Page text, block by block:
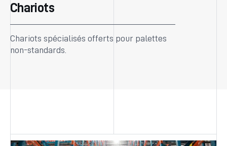
Chariots
Chariots spécialisés offerts pour palettes
non-standards.